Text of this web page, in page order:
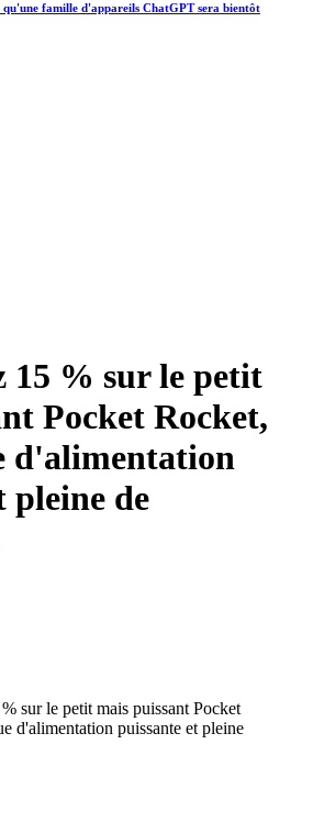
famille d'appareils ChatGPT sera bientôt
15 % sur le petit
Pocket Rocket,
d'alimentation
pleine de